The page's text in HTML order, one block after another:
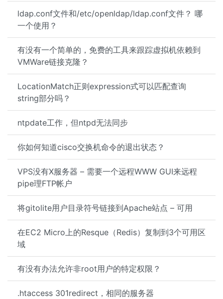
ldap.conf文件和/etc/openldap/ldap.conf文件？ 哪
一个使用？
有没有一个简单的，免费的工具来跟踪虚拟机依赖到
VMWare链接克隆？
LocationMatch正则expression式可以匹配查询
string部分吗？
ntpdate工作，但ntpd无法同步
你如何知道cisco交换机命令的退出状态？
VPS没有X服务器 – 需要一个远程WWW GUI来远程
pipe理FTP帐户
将gitolite用户目录符号链接到Apache站点 – 可用
在EC2 Micro上的Resque（Redis）复制到3个可用区
域
有没有办法允许非root用户的特定权限？
.htaccess 301redirect，相同的服务器